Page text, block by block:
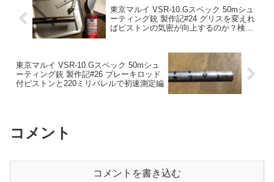
東京マルイ VSR-10.Gスペック 50mシュ
ーティング銃 製作記#24 グリスを変えれ
ばピストンの気密が向上するのか？検証
東京マルイ VSR-10.Gスペック 50mシュ
ーティング銃 製作記#26 ブレーキロッド
付ピストンと220ミリバレルで初速測定編
コメント
コメントを書き込む